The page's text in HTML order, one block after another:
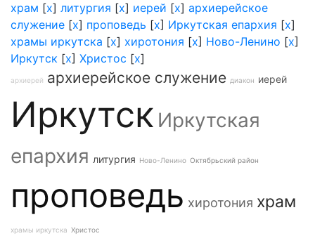
храм [x] литургия [x] иерей [x] архиерейское
служение [x] проповедь [x] Иркутская епархия [x]
храмы иркутска [x] хиротония [x] Ново-Ленино [x]
Иркутск [x] Христос [x]
архиерей архиерейское служение диакон иерей
Иркутск Иркутская
епархия литургия Ново-Ленино Октябрьский район
проповедь хиротония храм
храмы иркутска Христос